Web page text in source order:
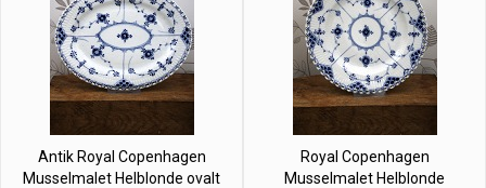
Antik Royal Copenhagen
Musselmalet Helblonde ovalt
Royal Copenhagen
Musselmalet Helblonde